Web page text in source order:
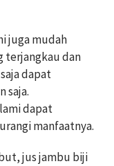
juga mudah
terjangkau dan
dapat
saja.
dapat
manfaatnya.
jus jambu biji